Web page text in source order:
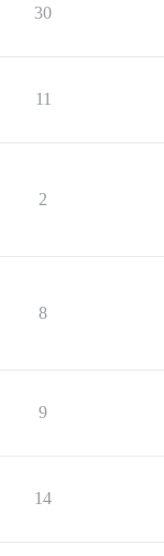
30
11
2
8
9
14